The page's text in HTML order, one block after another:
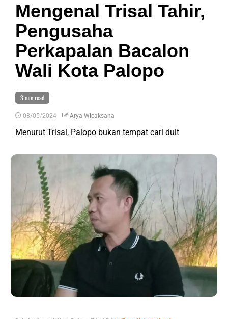
Mengenal Trisal Tahir,
Pengusaha
Perkapalan Bacalon
Wali Kota Palopo
3 min read
03/05/2024 Arya Wicaksana
Menurut Trisal, Palopo bukan tempat cari duit